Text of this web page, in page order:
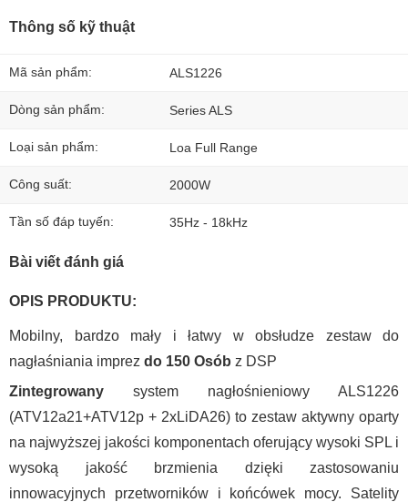
Thông số kỹ thuật
Mã sản phẩm: ALS1226
Dòng sản phẩm: Series ALS
Loại sản phẩm: Loa Full Range
Công suất: 2000W
Tần số đáp tuyến: 35Hz - 18kHz
Bài viết đánh giá
OPIS PRODUKTU:
Mobilny, bardzo mały i łatwy w obsłudze zestaw do
nagłaśniania imprez do 150 Osób z DSP
Zintegrowany system nagłośnieniowy ALS1226
(ATV12a21+ATV12p + 2xLiDA26) to zestaw aktywny oparty
na najwyższej jakości komponentach oferujący wysoki SPL i
wysoką jakość brzmienia dzięki zastosowaniu
innowacyjnych przetworników i końcówek mocy. Satelity